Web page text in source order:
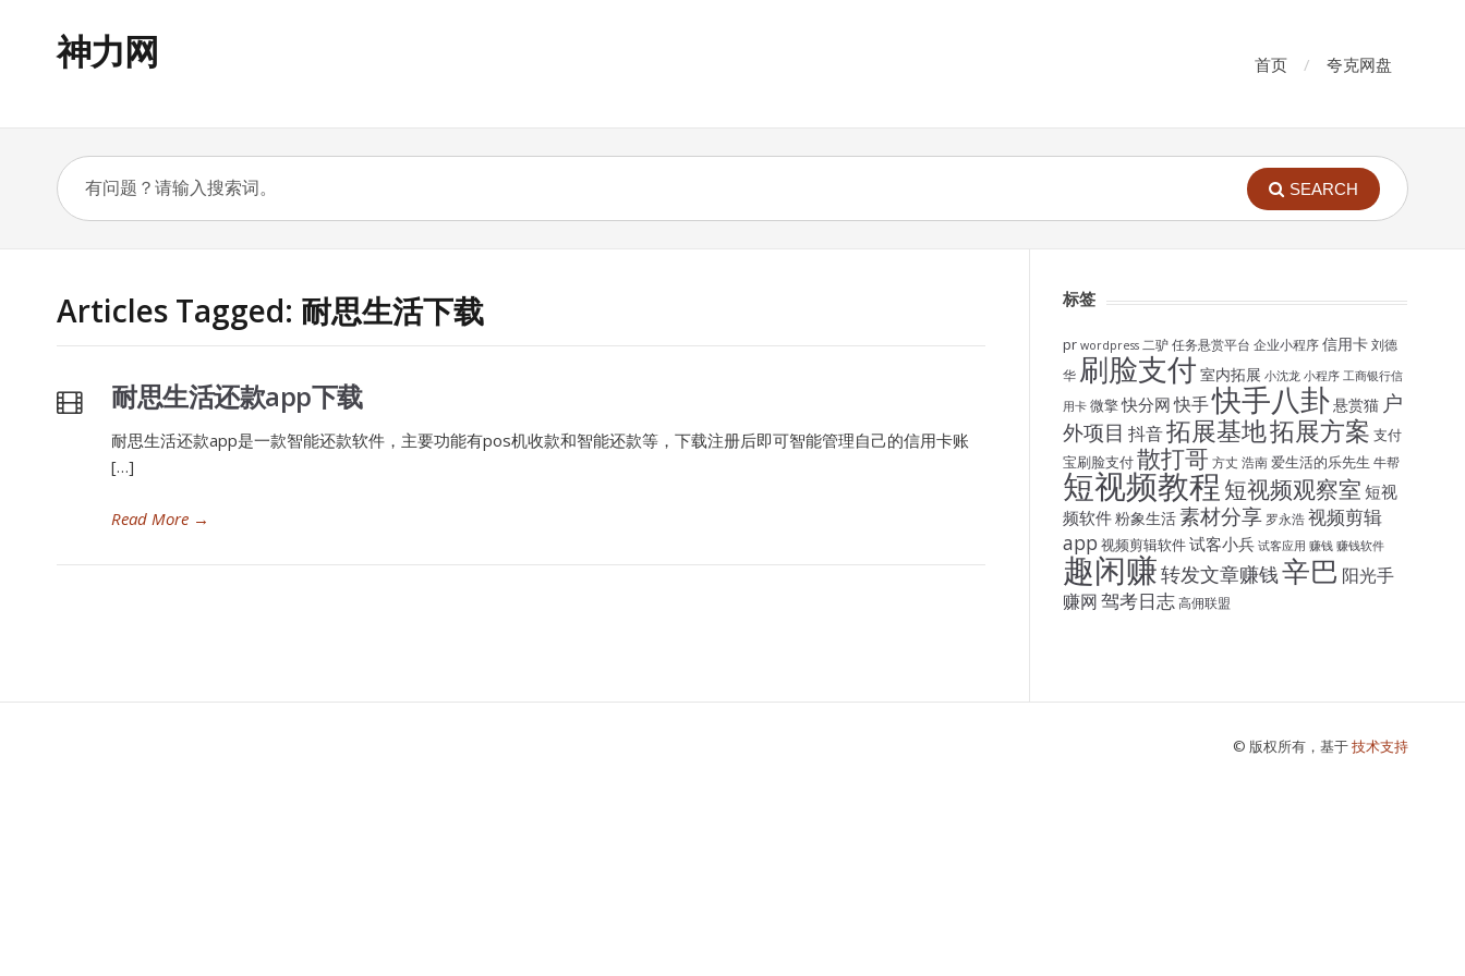
神力网 首页 夸克网盘
SEARCH
Articles Tagged: 耐思生活下载
耐思生活还款app下载
耐思生活还款app是一款智能还款软件，主要功能有pos机收款和智能还款等，下载注册后即可智能管理自己的信用卡账
[…]
Read More →
标签
pr wordpress 二驴 任务悬赏平台 企业小程序 信用卡 刘德
华 刷脸支付 室内拓展 小沈龙 小程序 工商银行信
用卡 微擎快分网快手快手八卦悬赏猫 户
外项目 抖音拓展基地拓展方案 支付
宝刷脸支付散打哥 方丈 浩南 爱生活的乐先生 牛帮
短视频教程 短视频观察室 短视
频软件粉象生活素材分享 罗永浩 视频剪辑
app 视频剪辑软件试客小兵 试客应用 赚钱 赚钱软件
趣闲赚转发文章赚钱辛巴 阳光手
赚网驾考日志 高佣联盟
© 版权所有，基于技术支持